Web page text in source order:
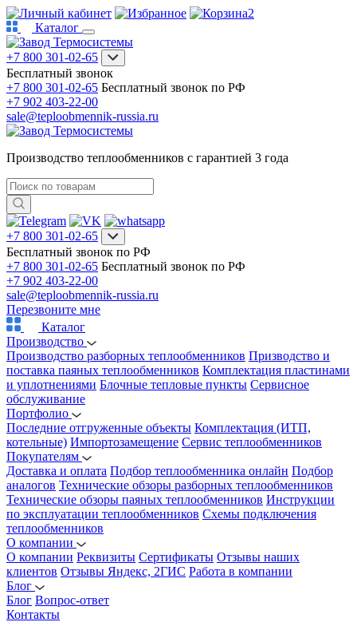
2
Каталог
+7 800 301-02-65
Бесплатный звонок
+7 800 301-02-65 Бесплатный звонок по РФ
+7 902 403-22-00
sale@teploobmennik-russia.ru
Производство теплообменников с гарантией 3 года
+7 800 301-02-65
Бесплатный звонок по РФ
+7 800 301-02-65 Бесплатный звонок по РФ
+7 902 403-22-00
sale@teploobmennik-russia.ru
Перезвоните мне
Каталог
Производство
Производство разборных теплообменников Призводство и
поставка паяных теплообменников Комплектация пластинами
и уплотнениями Блочные тепловые пункты Сервисное
обслуживание
Портфолио
Последние отгруженные объекты Комплектация (ИТП,
котельные) Импортозамещение Сервис теплообменников
Покупателям
Доставка и оплата Подбор теплообменника онлайн Подбор
аналогов Технические обзоры разборных теплообменников
Технические обзоры паяных теплообменников Инструкции
по эксплуатации теплообменников Схемы подключения
теплообменников
О компании
О компании Реквизиты Сертификаты Отзывы наших
клиентов Отзывы Яндекс, 2ГИС Работа в компании
Блог
Блог Вопрос-ответ
Контакты